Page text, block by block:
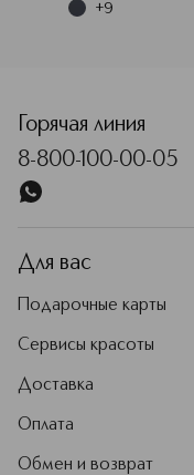
+9
Горячая линия
8-800-100-00-05
Для вас
Подарочные карты
Сервисы красоты
Доставка
Оплата
Обмен и возврат